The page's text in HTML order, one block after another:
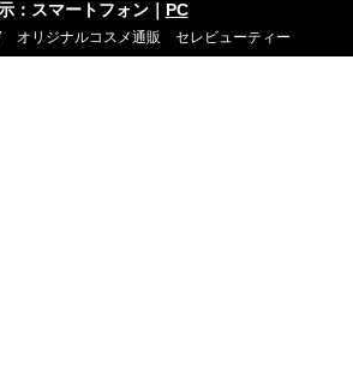
：スマートフォン｜ PC
オリジナルコスメ通販 セレビューティー